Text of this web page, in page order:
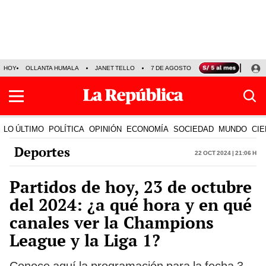
HOY OLLANTA HUMALA JANET TELLO 7 DE AGOSTO TINKA RESULTADOS
LO ÚLTIMO POLÍTICA OPINIÓN ECONOMÍA SOCIEDAD MUNDO
Deportes 22 Oct 2024 | 21:06 h
Partidos de hoy, 23 de octubre
del 2024: ¿a qué hora y en qué
canales ver la Champions
League y la Liga 1?